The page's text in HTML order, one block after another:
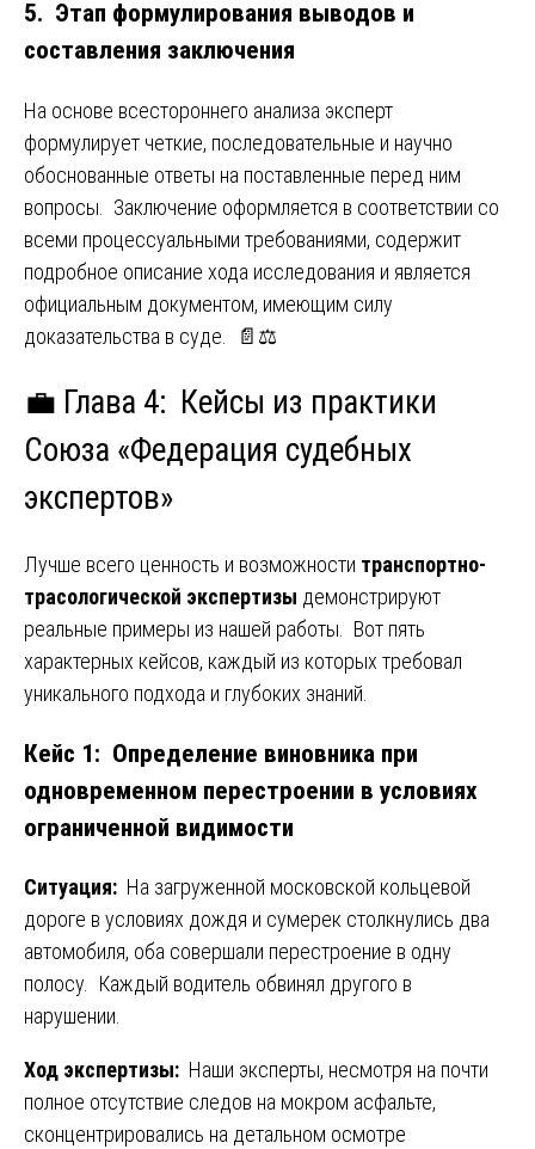
5. Этап формулирования выводов и
составления заключения
На основе всестороннего анализа эксперт
формулирует четкие, последовательные и научно
обоснованные ответы на поставленные перед ним
вопросы. Заключение оформляется в соответствии со
всеми процессуальными требованиями, содержит
подробное описание хода исследования и является
официальным документом, имеющим силу
доказательства в суде. 📄⚖️
💼 Глава 4: Кейсы из практики
Союза «Федерация судебных
экспертов»
Лучше всего ценность и возможности транспортно-
трасологической экспертизы демонстрируют
реальные примеры из нашей работы. Вот пять
характерных кейсов, каждый из которых требовал
уникального подхода и глубоких знаний.
Кейс 1: Определение виновника при
одновременном перестроении в условиях
ограниченной видимости
Ситуация: На загруженной московской кольцевой
дороге в условиях дождя и сумерек столкнулись два
автомобиля, оба совершали перестроение в одну
полосу. Каждый водитель обвинял другого в
нарушении.
Ход экспертизы: Наши эксперты, несмотря на почти
полное отсутствие следов на мокром асфальте,
сконцентрировались на детальном осмотре